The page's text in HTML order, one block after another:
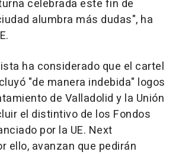
celebrada este fin de
alumbra más dudas", ha
ha considerado que el cartel
"de manera indebida" logos
de Valladolid y la Unión
el distintivo de los Fondos
por la UE. Next
ello, avanzan que pedirán